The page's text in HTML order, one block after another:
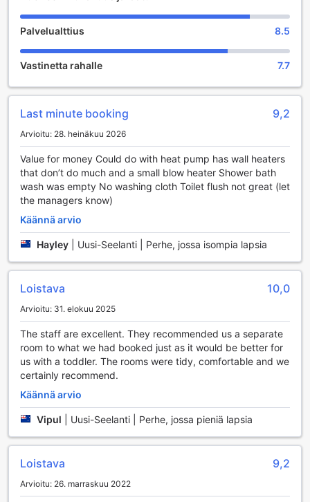
saakka. Tämä eläväinen ympäristö on täydellinen paikka
tavata uusia ihmisiä ja luoda muistoja, jotka kestävät
pitkään.
Lisäksi vieraat voivat rentoutua kuumassa kylpyammeessa,
Kylpyamme tarjoaa rauhoittavan ympäristön, jossa voit
nauttia kauniista vuoristomaisemista ja rentoutua ystävien
tai perheen seurassa. Hotellin yhteinen oleskelutila ja TV-
alue tarjoavat myös mukavan paikan rentoutumiseen ja
sosiaaliseen kanssakäymiseen muiden vieraiden kanssa.
Olitpa sitten etsimässä jännitystä tai rauhoittumista,
Ruapehu Mountain Motel & Lodge tarjoaa erinomaiset
viihde- ja rentoutumismahdollisuudet kaikille vieraille.
Urheilumahdollisuudet Ruapehu Mountain Motel &
Lodge -hotellissa
Ruapehu Mountain Motel & Lodge tarjoaa vierailleen
erinomaiset urheilumahdollisuudet, jotka tekevät lomasta
unohtumattoman. Hotellin omalla golfkentällä voit nauttia
niin aloittelijoille kuin kokeneemmillekin pelaajille. Kenttä on
suunniteltu siten, että se tarjoaa upeita näkymiä
ympäröiville vuorille, mikä tekee jokaisesta pelistä
ainutlaatuisen kokemuksen. Golfkierroksen jälkeen voit
rentoutua hotellin mukavissa tiloissa tai nauttia herkullisen
aterian ravintolassa.
Talvikuukausina Ruapehu Mountain Motel & Lodge on
täydellinen paikka hiihtoharrastajille. Lähistöllä sijaitsevat
hiihtokeskukset tarjoavat loistavat mahdollisuudet niin
alppihiihtoon kuin lumilautailuun. Hotellilta on helppo pääsy
maisemissa. Kesäisin alueen vaellusreitit kutsuvat
seikkailunhaluisia ulkoilijoita tutkimaan upeita maisemia ja
nauttimaan luonnon rauhasta. Vaellusreitit vaihtelevat
Palvelualttius 8.5
Vastinetta rahalle 7.7
Last minute booking 9,2
Arvioitu: 28. heinäkuu 2026
Value for money Could do with heat pump has wall heaters
that don’t do much and a small blow heater Shower bath
wash was empty No washing cloth Toilet flush not great (let
the managers know)
Käännä arvio
Hayley Uusi-Seelanti | Perhe, jossa isompia lapsia
Loistava 10,0
Arvioitu: 31. elokuu 2025
The staff are excellent. They recommended us a separate
room to what we had booked just as it would be better for
us with a toddler. The rooms were tidy, comfortable and we
certainly recommend.
Käännä arvio
Vipul Uusi-Seelanti | Perhe, jossa pieniä lapsia
Loistava 9,2
Arvioitu: 26. marraskuu 2022